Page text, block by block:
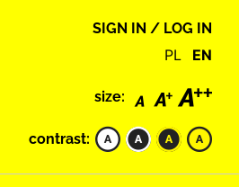
SIGN IN / LOG IN
PL EN
size:
contrast: